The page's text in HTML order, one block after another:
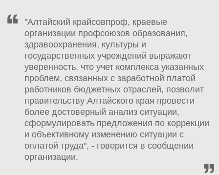
"Алтайский крайсовпроф, краевые
организации профсоюзов образования,
здравоохранения, культуры и
государственных учреждений выражают
уверенность, что учет комплекса указанных
проблем, связанных с заработной платой
работников бюджетных отраслей, позволит
правительству Алтайского края провести
более достоверный анализ ситуации,
сформулировать предложения по коррекции
и объективному изменению ситуации с
оплатой труда", - говорится в сообщении
организации.